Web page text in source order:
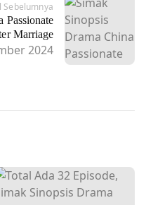
Sebelumnya
Passionate
Marriage
2024